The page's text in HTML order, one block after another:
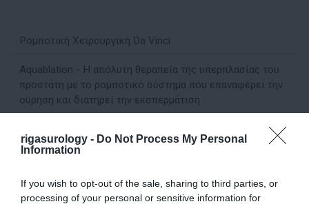
rigasurology - Do Not Process My Personal
Information
If you wish to opt-out of the sale, sharing to third parties, or
processing of your personal or sensitive information for
Ρομποτική Χειρουργική Da Vinci
Aquablation - Η απόλυτη θεραπεία της υπερπλασίας του
προστάτη με το ρομποτικό σύστημα που επαναφέρει την
ούρηση και διατηρεί την εκσπερμάτιση
Turis- πλάσμα Εξάχνωση
Τοποθέτηση Ουρηθρικού Stent